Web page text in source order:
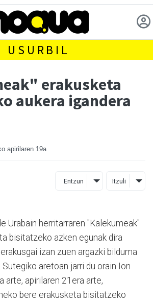
USURBIL
erakusketa
aukera igandera
apirilaren 19a
Entzun Itzuli
Urabain herritarraren "Kalekumeak"
bisitatzeko azken egunak dira
izan zuen argazki bilduma
aretoan jarri du orain Ion
arte, apirilaren 21era arte,
bere erakusketa bisitatzeko